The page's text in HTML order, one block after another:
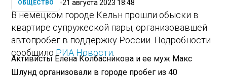
ОБЩЕСТВО 21 августа 2023 18:48
В немецком городе Кельн прошли обыски в
квартире супружеской пары, организовавшей
автопробег в поддержку России. Подробности
сообщило РИА Новости
Активисты Елена Колбасникова и ее муж Макс
Шлунд организовали в городе пробег из 40